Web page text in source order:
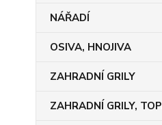
NÁŘADÍ
OSIVA, HNOJIVA
ZAHRADNÍ GRILY
ZAHRADNÍ GRILY,